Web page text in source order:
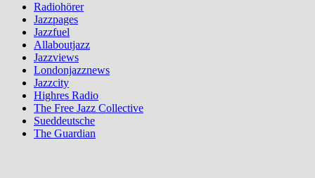
Radiohörer
Jazzpages
Jazzfuel
Allaboutjazz
Jazzviews
Londonjazznews
Jazzcity
Highres Radio
The Free Jazz Collective
Sueddeutsche
The Guardian